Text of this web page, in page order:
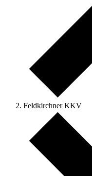
Feldkirchner KKV